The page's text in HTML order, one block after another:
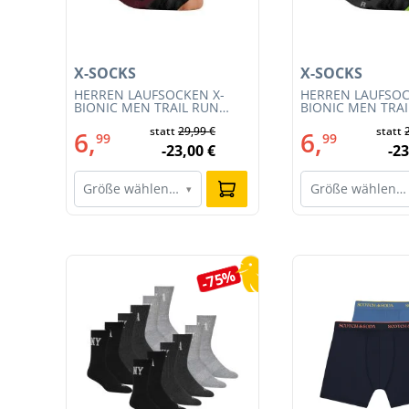
HERREN LAUFSOCKEN X-
BIONIC MEN TRAIL RUN
R019)
X-SOCKS
6,99 statt29,99 €
-23,00 €
Größe wählen… ▾
HERREN
BIONIC MEN
011)
X-SOCKS
6,99 statt
-
Größe wählen…
Produktgalerie überspringen
-75%